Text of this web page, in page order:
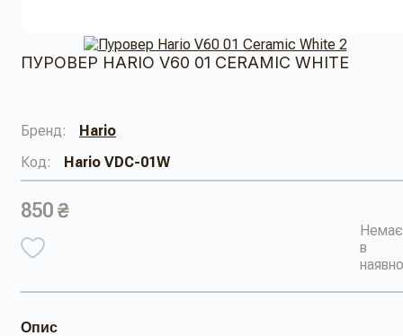
ПУРОВЕР HARIO V60 01 CERAMIC WHITE
Бренд:
Hario
Код:
Hario VDC-01W
850 ₴
Немає
в
Опис